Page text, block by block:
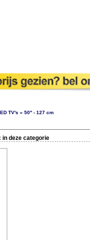
TV's » 50'' - 127 cm
in deze categorie